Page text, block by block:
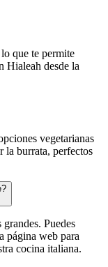
que te permite
Hialeah desde la
vegetarianas
la burrata, perfectos
Puedes
página web para
cocina italiana.